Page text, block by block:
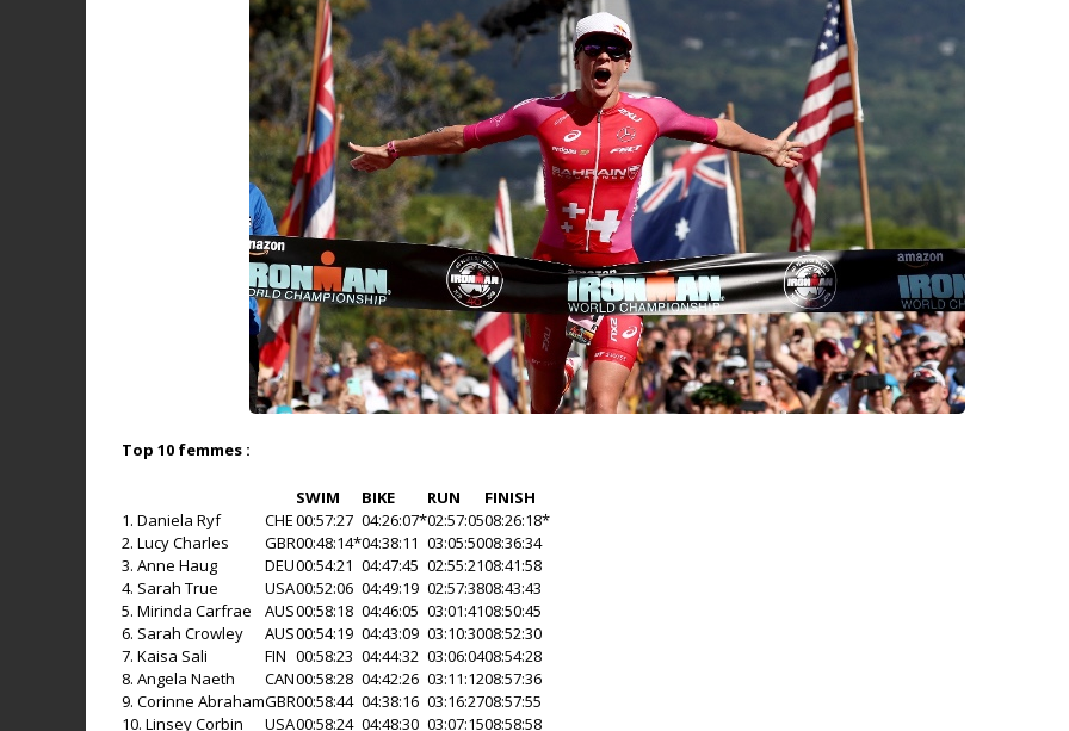
Top 10 femmes :
SWIM BIKE RUN
FINISH
1. Daniela Ryf
CHE00:57:27 04:26:07*02:57:0508:26:18*
2. Lucy Charles
GBR00:48:14*04:38:11 03:05:5008:36:34
3. Anne Haug
DEU00:54:21 04:47:45 02:55:2108:41:58
4. Sarah True
USA00:52:06 04:49:19 02:57:3808:43:43
5. Mirinda Carfrae
AUS00:58:18 04:46:05 03:01:4108:50:45
6. Sarah Crowley
AUS00:54:19 04:43:09 03:10:3008:52:30
7. Kaisa Sali
FIN 00:58:23 04:44:32 03:06:0408:54:28
8. Angela Naeth
CAN00:58:28 04:42:26 03:11:1208:57:36
9. Corinne AbrahamGBR00:58:44 04:38:16 03:16:2708:57:55
10. Linsey Corbin
USA00:58:24 04:48:30 03:07:1508:58:58